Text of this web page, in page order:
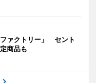
ァクトリー」 セント
商品も